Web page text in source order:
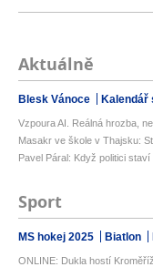
Aktuálně
Blesk Vánoce Kalendář
Vzpoura AI. Reálná hrozba,
Masakr ve škole v Thajsku:
Pavel Páral: Když politici
Sport
MS hokej 2025 Biatlon
ONLINE: Dukla hostí